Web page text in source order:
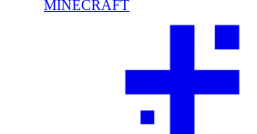
MINECRAFT